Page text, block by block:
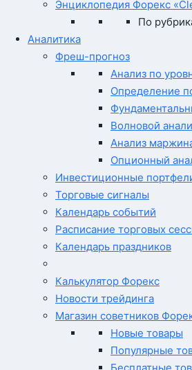
Энциклопедия Форекс
По
Аналитика
Фреш-прогноз
Анализ по
Определение
Волновой
Анализ
Опционный
Инвестиционные
Торговые сигналы
Календарь событий
Расписание торговых
Календарь праздников
Калькулятор Форекс
Новости трейдинга
Магазин советников
Новые товары
Популярные